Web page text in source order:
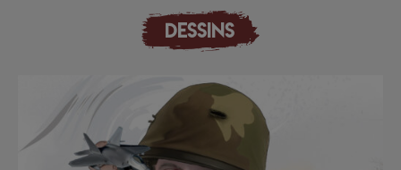
DESSINS